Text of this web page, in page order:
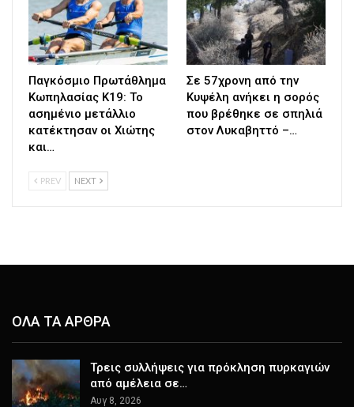
Παγκόσμιο Πρωτάθλημα
Κωπηλασίας Κ19: Το
ασημένιο μετάλλιο
κατέκτησαν οι Χιώτης
και…
Σε 57χρονη από την
Κυψέλη ανήκει η σορός
που βρέθηκε σε σπηλιά
στον Λυκαβηττό –…
PREV NEXT
ΟΛΑ ΤΑ ΑΡΘΡΑ
Τρεις συλλήψεις για πρόκληση πυρκαγιών
από αμέλεια σε…
Αυγ 8, 2026